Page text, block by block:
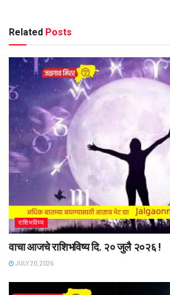
Related Posts
राशिभविष्य
वाचा आजचे राशिभविष्य दि. २० जुलै २०२६ !
JULY 20, 2026